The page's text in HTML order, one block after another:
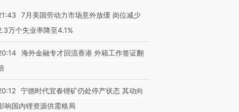
7月美国劳动力市场意外放缓 岗位减少
万个失业率降至4.1%
海外金融专才回流香港 外籍工作签证翻
宁德时代宜春锂矿仍处停产状态 其动向
响国内锂资源供需格局